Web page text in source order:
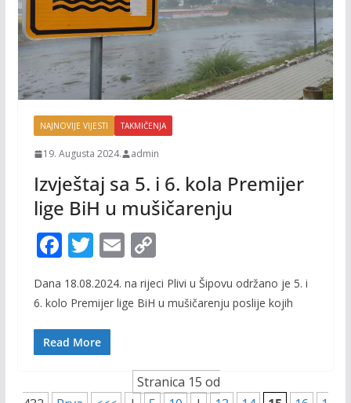
NAJNOVIJE VIJESTI TAKMIČENJA
19. Augusta 2024. admin
Izvještaj sa 5. i 6. kola Premijer
lige BiH u mušičarenju
F
e
b
o
k
T
itt
er
E
ai
l
C
p
n
k
Dana 18.08.2024. na rijeci Plivi u Šipovu održano je 5. i
6. kolo Premijer lige BiH u mušičarenju poslije kojih
Read More
Stranica 15 od